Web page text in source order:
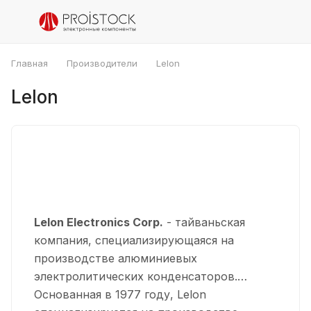
Главная Производители Lelon
Lelon
Lelon Electronics Corp. - тайваньская
компания, специализирующаяся на
производстве алюминиевых
электролитических конденсаторов.
Основанная в 1977 году, Lelon